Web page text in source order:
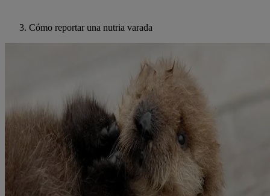
Cómo reportar una nutria varada